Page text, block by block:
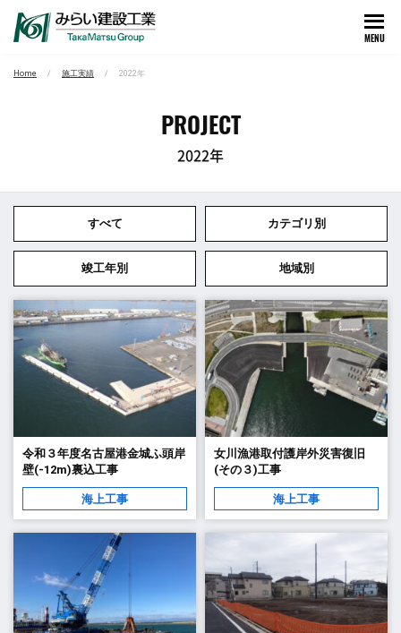
MENU
Home 施工実績 2022年
PROJECT
2022年
すべて カテゴリ別
竣工年別 地域別
令和３年度名古屋港金城ふ頭岸
壁(-12m)裏込工事
海上工事
女川漁港取付護岸外災害復旧
(その３)工事
海上工事